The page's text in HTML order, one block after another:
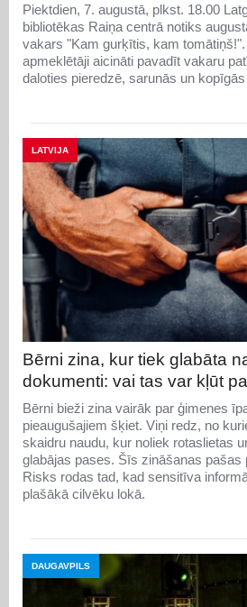
Piektdien, 7. augustā, plkst. 18.00
bibliotēkas Raiņa centrā notiks
vakars "Kam gurķītis, kam
apmeklētāji aicināti pavadīt vakaru
daloties pieredzē, sarunās un
LATVIJA
Bērni zina, kur tiek glabāta
dokumenti: vai tas var kļūt
Bērni bieži zina vairāk par ģimenes
pieaugušajiem šķiet. Viņi redz, no
skaidru naudu, kur noliek rotaslietas
glabājas pases. Šīs zināšanas pašas
Risks rodas tad, kad sensitīva
plašākā cilvēku lokā.
DAUGAVPILS